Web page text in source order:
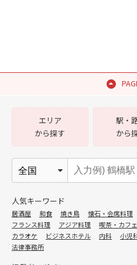
エリア
から探す
駅・
から
人気キーワード
居酒屋 和食 焼き鳥 懐石・会席料理
フランス料理
アジア料理 喫茶・カフェ
カラオケ
ビジネスホテル 内科 小児
法律事務所